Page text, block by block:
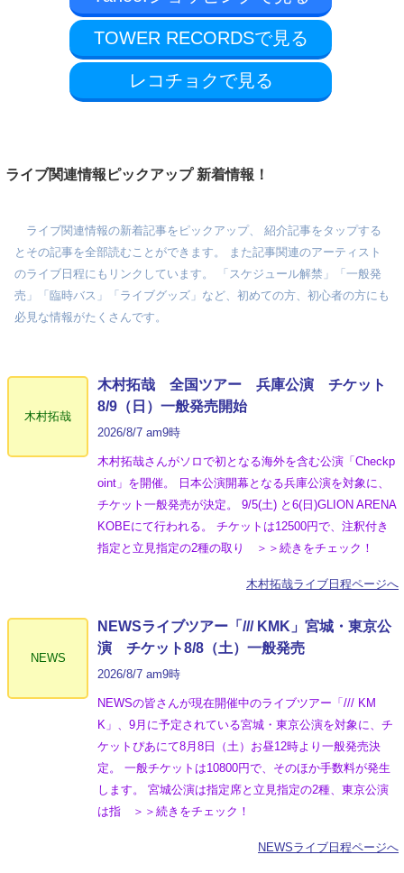
TOWER RECORDSで見る
レコチョクで見る
ライブ関連情報ピックアップ 新着情報！
ライブ関連情報の新着記事をピックアップ、 紹介記事をタップする
とその記事を全部読むことができます。 また記事関連のアーティスト
のライブ日程にもリンクしています。 「スケジュール解禁」「一般発
売」「臨時バス」「ライブグッズ」など、初めての方、初心者の方にも
必見な情報がたくさんです。
木村拓哉
木村拓哉 全国ツアー 兵庫公演 チケット
8/9（日）一般発売開始
2026/8/7 am9時
木村拓哉さんがソロで初となる海外を含む公演「Checkp
oint」を開催。 日本公演開幕となる兵庫公演を対象に、
チケット一般発売が決定。 9/5(土) と6(日)GLION ARENA
KOBEにて行われる。 チケットは12500円で、注釈付き
指定と立見指定の2種の取り ＞＞続きをチェック！
木村拓哉ライブ日程ページへ
NEWS
NEWSライブツアー「/// KMK」宮城・東京公
演 チケット8/8（土）一般発売
2026/8/7 am9時
NEWSの皆さんが現在開催中のライブツアー「/// KM
K」、9月に予定されている宮城・東京公演を対象に、チ
ケットぴあにて8月8日（土）お昼12時より一般発売決
定。 一般チケットは10800円で、そのほか手数料が発生
します。 宮城公演は指定席と立見指定の2種、東京公演
は指 ＞＞続きをチェック！
NEWSライブ日程ページへ